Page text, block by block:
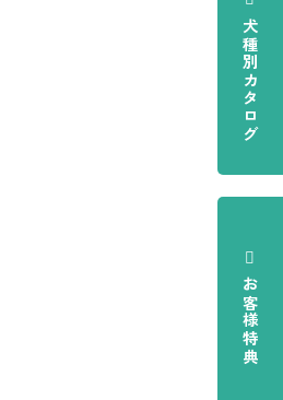
犬種別カタログ
お客様特典